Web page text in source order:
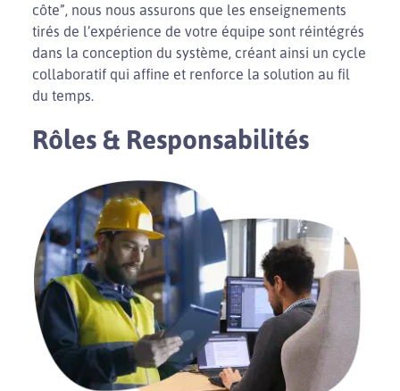
côte”, nous nous assurons que les enseignements
tirés de l’expérience de votre équipe sont réintégrés
dans la conception du système, créant ainsi un cycle
collaboratif qui affine et renforce la solution au fil
du temps.
Rôles & Responsabilités